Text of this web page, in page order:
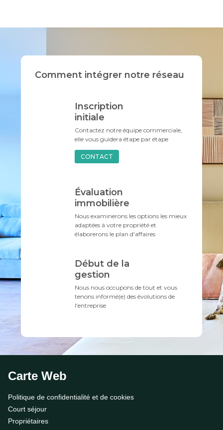
Comment intégrer notre réseau
Inscription
initiale
Contactez notre équipe commerciale,
elle vous guidera étape par étape
CONTACT
Évaluation
immobilière
Nous examinerons les options les mieux
adaptées à votre propriété et
élaborerons le plan d'affaires
Début de la
gestion
Nous nous occupons de tout et vous
tenons informé(e) des évolutions de
l'entreprise
Carte Web
Politique de confidentialité et de cookies
Court séjour
Propriétaires